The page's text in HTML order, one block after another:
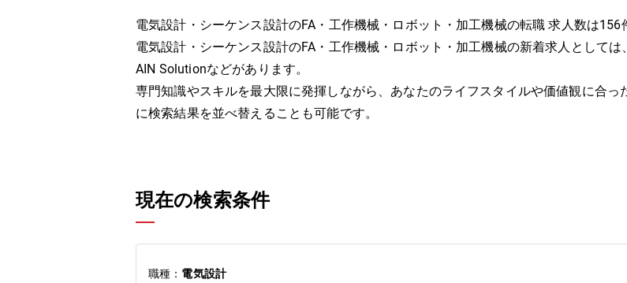
電気設計・シーケンス設計のFA・工作機械・ロボット・加工機械の転職 求人数は156
電気設計・シーケンス設計のFA・工作機械・ロボット・加工機械の新着求人として
AIN Solutionなどがあります。
専門知識やスキルを最大限に発揮しながら、あなたのライフスタイルや価値観に合
に検索結果を並べ替えることも可能です。
現在の検索条件
職種： 電気設計